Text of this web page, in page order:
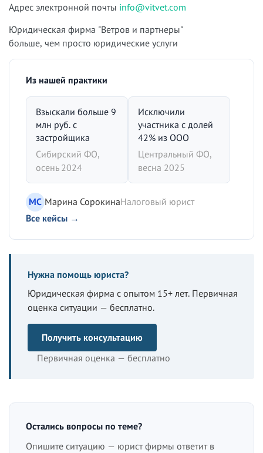
Адрес электронной почты info@vitvet.com
Юридическая фирма "Ветров и партнеры"
больше, чем просто юридические услуги
Из нашей практики
Взыскали больше 9
млн руб. с
застройщика
Сибирский ФО,
осень 2024
Исключили
участника с долей
42% из ООО
Центральный ФО,
весна 2025
МС Марина СорокинаНалоговый юрист
Все кейсы →
Нужна помощь юриста?
Юридическая фирма с опытом 15+ лет. Первичная
оценка ситуации — бесплатно.
Получить консультацию
Первичная оценка — бесплатно
Остались вопросы по теме?
Опишите ситуацию — юрист фирмы ответит в